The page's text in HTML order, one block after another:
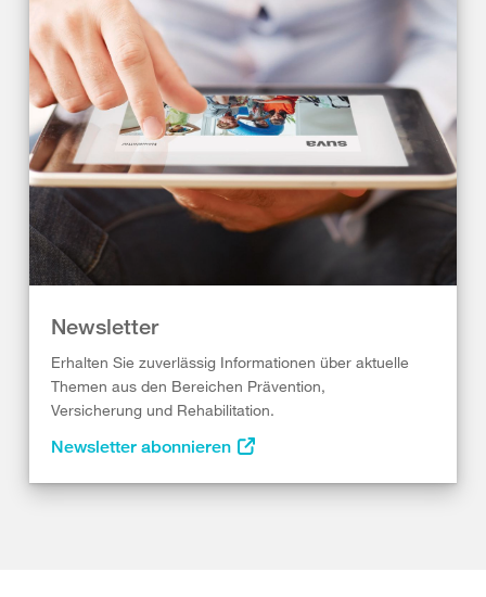
Newsletter
Erhalten Sie zuverlässig Informationen über aktuelle
Themen aus den Bereichen Prävention,
Versicherung und Rehabilitation.
Newsletter abonnieren